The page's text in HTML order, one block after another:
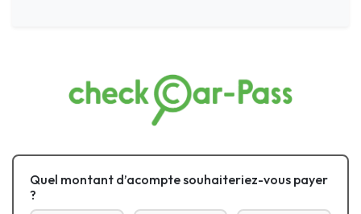
Quel montant d’acompte souhaiteriez-vous payer
?